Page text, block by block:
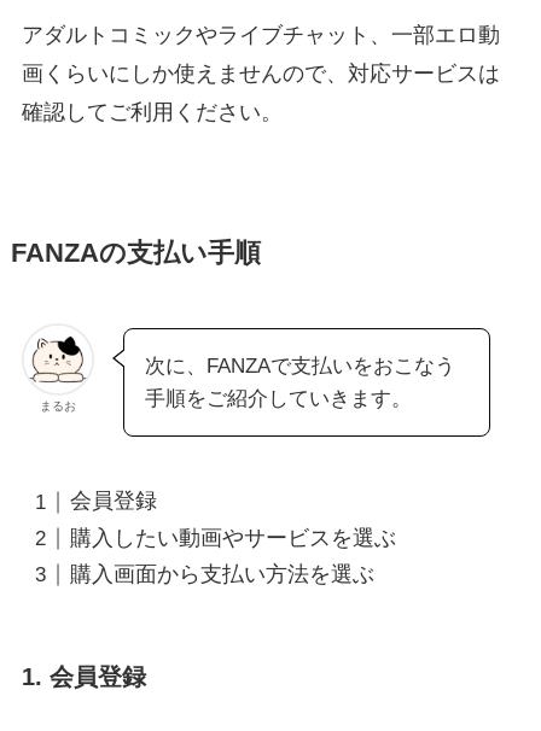
アダルトコミックやライブチャット、一部エロ動
画くらいにしか使えませんので、対応サービスは
確認してご利用ください。
FANZAの支払い手順
まるお
次に、FANZAで支払いをおこなう
手順をご紹介していきます。
会員登録
購入したい動画やサービスを選ぶ
購入画面から支払い方法を選ぶ
1. 会員登録